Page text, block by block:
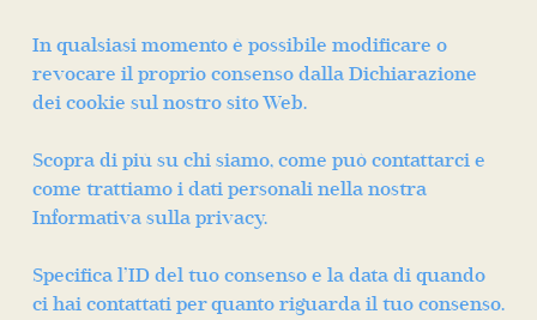
In qualsiasi momento è possibile modificare o
revocare il proprio consenso dalla Dichiarazione
dei cookie sul nostro sito Web.
Scopra di più su chi siamo, come può contattarci e
come trattiamo i dati personali nella nostra
Informativa sulla privacy.
Specifica l’ID del tuo consenso e la data di quando
ci hai contattati per quanto riguarda il tuo consenso.